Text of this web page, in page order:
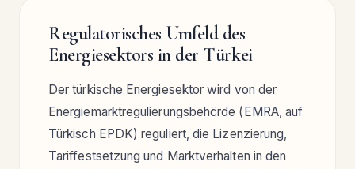
Regulatorisches Umfeld des
Energiesektors in der Türkei
Der türkische Energiesektor wird von der
Energiemarktregulierungsbehörde (EMRA, auf
Türkisch EPDK) reguliert, die Lizenzierung,
Tariffestsetzung und Marktverhalten in den